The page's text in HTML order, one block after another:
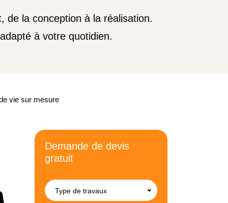
de la conception à la réalisation.
à votre quotidien.
vie sur mesure
Demande de devis
gratuit
Type de travaux